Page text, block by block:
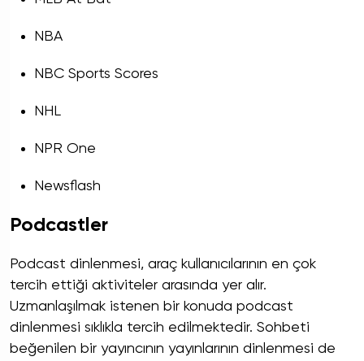
NBA
NBC Sports Scores
NHL
NPR One
Newsflash
Podcastler
Podcast dinlenmesi, araç kullanıcılarının en çok
tercih ettiği aktiviteler arasında yer alır.
Uzmanlaşılmak istenen bir konuda podcast
dinlenmesi sıklıkla tercih edilmektedir. Sohbeti
beğenilen bir yayıncının yayınlarının dinlenmesi de